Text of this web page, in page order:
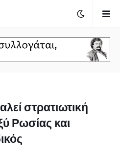
στρατιωτική
Ρωσίας και